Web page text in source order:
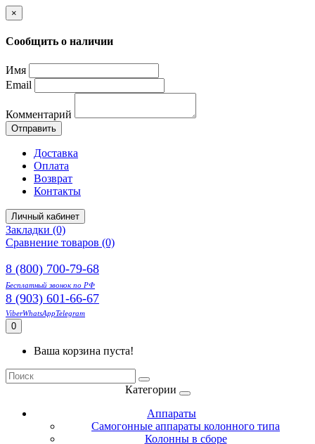
×
Сообщить о наличии
Имя
Email
Комментарий
Отправить
Доставка
Оплата
Возврат
Контакты
Личный кабинет
Закладки (0)
Сравнение товаров (0)
8 (800) 700-79-68
Бесплатный звонок по РФ
8 (903) 601-66-67
ViberWhatsAppTelegram
0
Ваша корзина пуста!
Категории
Аппараты
Самогонные аппараты колонного типа
Колонны в сборе